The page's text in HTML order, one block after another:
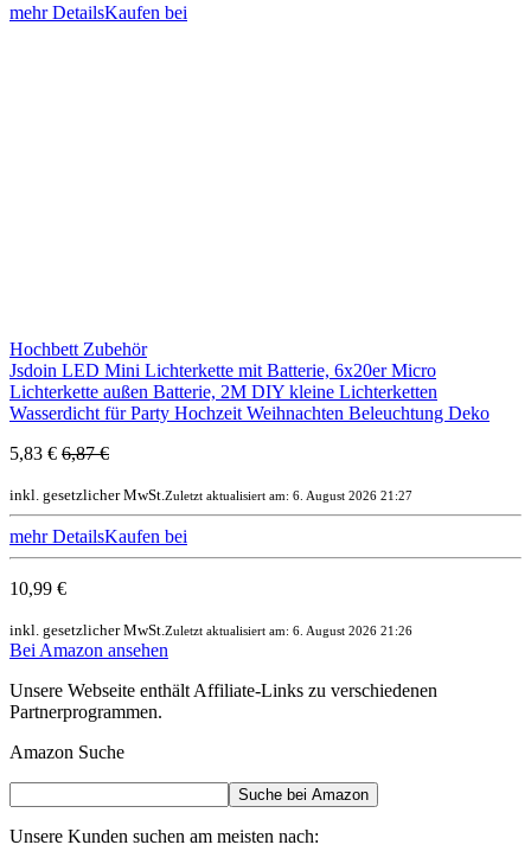
mehr DetailsKaufen bei
Hochbett Zubehör
Jsdoin LED Mini Lichterkette mit Batterie, 6x20er Micro
Lichterkette außen Batterie, 2M DIY kleine Lichterketten
Wasserdicht für Party Hochzeit Weihnachten Beleuchtung Deko
5,83 € 6,87 €
inkl. gesetzlicher MwSt. Zuletzt aktualisiert am: 6. August 2026 21:27
mehr DetailsKaufen bei
10,99 €
inkl. gesetzlicher MwSt. Zuletzt aktualisiert am: 6. August 2026 21:26
Bei Amazon ansehen
Unsere Webseite enthält Affiliate-Links zu verschiedenen
Partnerprogrammen.
Amazon Suche
Unsere Kunden suchen am meisten nach: